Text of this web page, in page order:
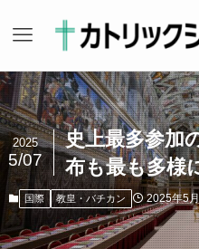
史上最多参加
布も最も多様
2025
5/07
国際 教皇・バチカン 2025年5